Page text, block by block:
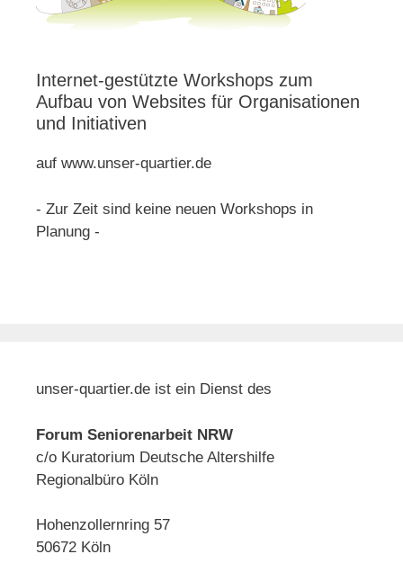
Internet-gestützte Workshops zum
Aufbau von Websites für Organisationen
und Initiativen
auf www.unser-quartier.de
- Zur Zeit sind keine neuen Workshops in
Planung -
unser-quartier.de ist ein Dienst des
Forum Seniorenarbeit NRW
c/o Kuratorium Deutsche Altershilfe
Regionalbüro Köln
Hohenzollernring 57
50672 Köln